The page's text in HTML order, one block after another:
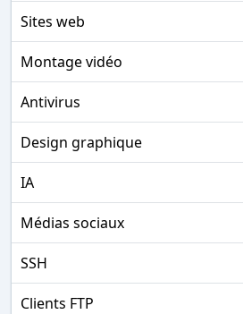
Sites web
Montage vidéo
Antivirus
Design graphique
IA
Médias sociaux
SSH
Clients FTP